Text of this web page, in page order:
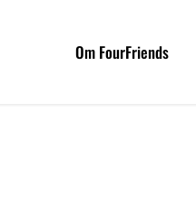
Om FourFriends